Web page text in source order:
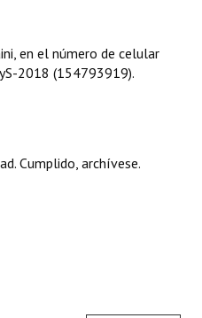
en el número de celular
2018 (154793919).
Cumplido, archívese.